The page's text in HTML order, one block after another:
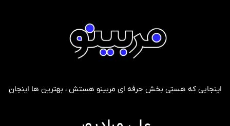
اینجایی که هستی بخش حرفه ای مربینو هستش ، بهترین ها اینجان